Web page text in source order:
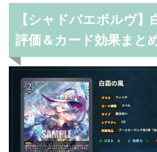
【シャドバエボルヴ】
評価＆カード効果まと